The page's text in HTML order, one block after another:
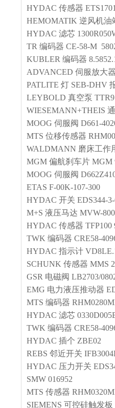
HYDAC 传感器
HEMOMATIK 逆风机油
HYDAC 滤芯
TR 编码器 CE-58-M
KUBLER 编码器
ADVANCED 伺服放大
PATLITE 灯 SEB-DHV
LEYBOLD 真空泵
WIESEMANN+THEIS
MOOG 伺服阀 D661-
MTS 位移传感器
WALDMANN 磨床工作
MGM 偏航刹车片 MGM
MOOG 伺服阀
ETAS F-00K-107-300
HYDAC 开关 EDS344-
M+S 液压马达 MVW-
HYDAC 传感器 TFP100
TWK 编码器 CRE58-
HYDAC 指示计
SCHUNK 传感器 MMS
GSR 电磁阀 LB2703/
EMG 电力液压推动器
MTS 编码器
HYDAC 滤芯
TWK 编码器 CRE58-
HYDAC 插个 ZBE02
REBS 邻近开关
HYDAC 压力开关
SMW 016952
MTS 传感器
SIEMENS 可控硅触发板